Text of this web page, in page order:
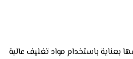
بعناية باستخدام مواد تغليف عالية